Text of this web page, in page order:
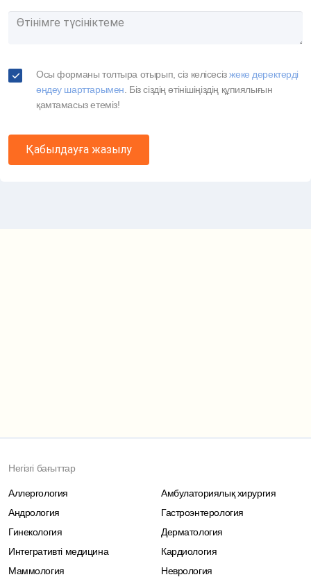
Осы форманы толтыра отырып, сіз келісесізжеке деректерді
өңдеу шарттарымен. Біз сіздің өтінішіңіздің құпиялығын
қамтамасыз етеміз!
Қабылдауға жазылу
Негізгі бағыттар
Аллергология
Амбулаториялық хирургия
Андрология
Гастроэнтерология
Гинекология
Дерматология
Интегративті медицина
Кардиология
Маммология
Неврология